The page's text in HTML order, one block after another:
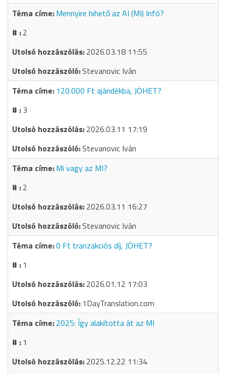
Mennyire hihető az AI (MI) Infó?
2
2026.03.18 11:55
Stevanovic Iván
120.000 Ft ajándékba, JÖHET?
3
2026.03.11 17:19
Stevanovic Iván
Mi vagy az MI?
2
2026.03.11 16:27
Stevanovic Iván
0 Ft tranzakciós díj, JÖHET?
1
2026.01.12 17:03
1DayTranslation.com
2025: Így alakította át az MI
1
2025.12.22 11:34